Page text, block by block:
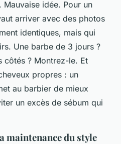
Mauvaise idée. Pour un
arriver avec des photos
identiques, mais qui
Une barbe de 3 jours ?
côtés ? Montrez-le. Et
propres : un
au barbier de mieux
un excès de sébum qui
maintenance du style